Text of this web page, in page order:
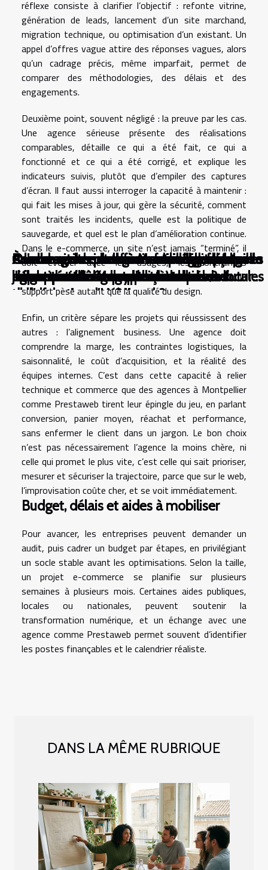
réflexe consiste à clarifier l’objectif : refonte vitrine,
génération de leads, lancement d’un site marchand,
migration technique, ou optimisation d’un existant. Un
appel d’offres vague attire des réponses vagues, alors
qu’un cadrage précis, même imparfait, permet de
comparer des méthodologies, des délais et des
engagements.
Deuxième point, souvent négligé : la preuve par les cas.
Une agence sérieuse présente des réalisations
comparables, détaille ce qui a été fait, ce qui a
fonctionné et ce qui a été corrigé, et explique les
indicateurs suivis, plutôt que d’empiler des captures
d’écran. Il faut aussi interroger la capacité à maintenir :
qui fait les mises à jour, qui gère la sécurité, comment
sont traités les incidents, quelle est la politique de
sauvegarde, et quel est le plan d’amélioration continue.
Dans le e-commerce, un site n’est jamais “terminé”, il
doit évoluer avec les usages, les contraintes
réglementaires et les attentes clients, et la qualité du
support pèse autant que la qualité du design.
Enfin, un critère sépare les projets qui réussissent des
autres : l’alignement business. Une agence doit
comprendre la marge, les contraintes logistiques, la
saisonnalité, le coût d’acquisition, et la réalité des
équipes internes. C’est dans cette capacité à relier
technique et commerce que des agences à Montpellier
comme Prestaweb tirent leur épingle du jeu, en parlant
conversion, panier moyen, réachat et performance,
sans enfermer le client dans un jargon. Le bon choix
n’est pas nécessairement l’agence la moins chère, ni
celle qui promet le plus vite, c’est celle qui sait prioriser,
mesurer et sécuriser la trajectoire, parce que sur le web,
l’improvisation coûte cher, et se voit immédiatement.
Budget, délais et aides à mobiliser
Pour avancer, les entreprises peuvent demander un
audit, puis cadrer un budget par étapes, en privilégiant
un socle stable avant les optimisations. Selon la taille,
un projet e-commerce se planifie sur plusieurs
semaines à plusieurs mois. Certaines aides publiques,
locales ou nationales, peuvent soutenir la
transformation numérique, et un échange avec une
agence comme Prestaweb permet souvent d’identifier
les postes finançables et le calendrier réaliste.
DANS LA MÊME RUBRIQUE
Quelle agence web à Montpellier défend
une approche écoresponsable du web
design
À la rencontre du savoir-faire digital : quelle
agence web à Montpellier truste les
collaborations créatives
Quelle agence web à Montpellier façonne
l’identité numérique des entreprises locales
Quelle agence web à Montpellier façonne
l'identité numérique locale
À l’ombre des ruelles ensoleillées, quelle
agence web à Montpellier invente le futur
du e-commerce régional
Rendre visible un e-commerce dans la
jungle du référencement local
Quelle agence web à Montpellier change la
donne pour les commerçants locaux
Comment les plateformes en ligne
démocratisent-elles l'accès aux
technologies d'IA ?
Comment les changements réglementaires
impactent-ils les cryptomonnaies ?
Comment les interfaces utilisateur
influencent l'engagement sur les
plateformes numériques ?